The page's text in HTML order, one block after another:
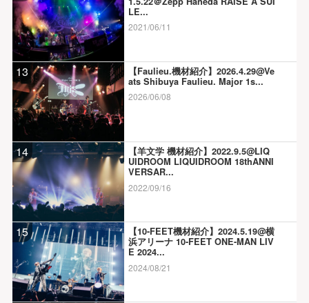
LE...
2021/06/11
13
【Faulieu.機材紹介】2026.4.29@Ve
ats Shibuya Faulieu. Major 1s...
2026/06/08
14
【羊文学 機材紹介】2022.9.5@LIQ
UIDROOM LIQUIDROOM 18thANNI
VERSAR...
2022/09/16
15
【10-FEET機材紹介】2024.5.19@横
浜アリーナ 10-FEET ONE-MAN LIV
E 2024...
2024/08/21